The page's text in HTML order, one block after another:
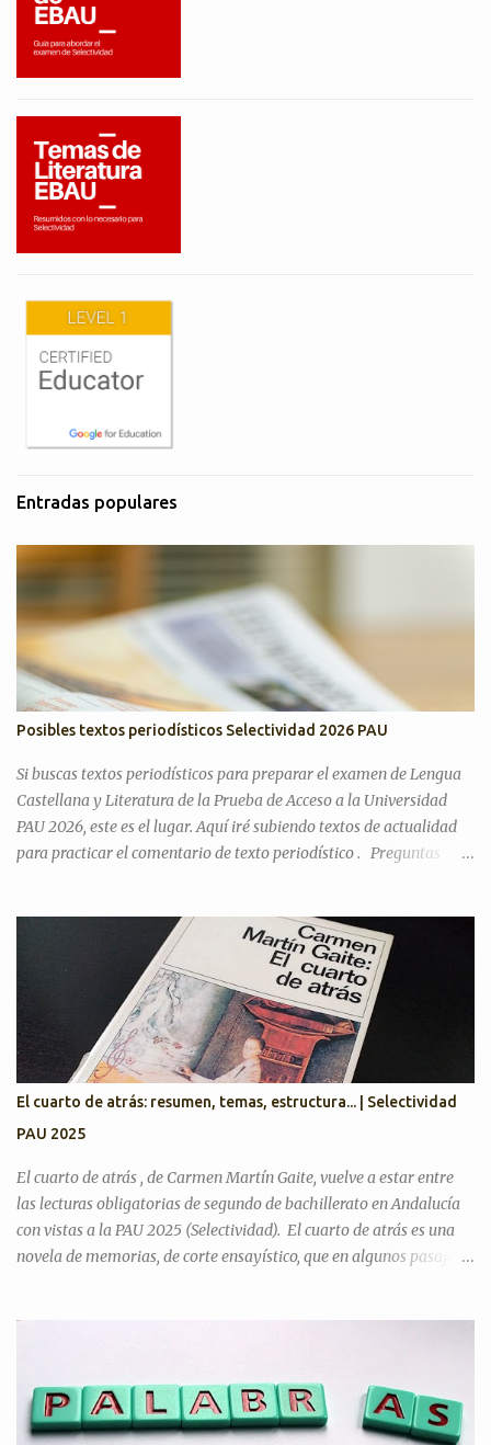
Entradas populares
Posibles textos periodísticos Selectividad 2026 PAU
Si buscas textos periodísticos para preparar el examen de Lengua
Castellana y Literatura de la Prueba de Acceso a la Universidad
PAU 2026, este es el lugar. Aquí iré subiendo textos de actualidad
para practicar el comentario de texto periodístico . Preguntas
el discurso argumentativo (pregunta 3 en PAU Andalucía). PAU
2025. Exámenes titulares, suplentes y reservas ¿Cree que la actual
situación económica y social de España es precaria? ¿Considera
que la literatura cumple alguna función en la actualidad?
¿Considera que la inteligencia artificial podrá sustituir al ser
humano en las creaciones artísticas y en el desarrollo de otras
ciencias? ¿Son todas las opiniones igualmente respetables?
¿Queremos más a nuestra familia o a aquellas personas con las
que tenemos más trato? Artículos para practicar PAU 2026 YO A
TU EDAD José Luis Sastre...
El cuarto de atrás: resumen, temas, estructura... | Selectividad
PAU 2025
El cuarto de atrás , de Carmen Martín Gaite, vuelve a estar entre
las lecturas obligatorias de segundo de bachillerato en Andalucía
con vistas a la PAU 2025 (Selectividad). El cuarto de atrás es una
novela de memorias, de corte ensayístico, que en algunos pasajes
quizá era justo incluir entre las lecturas un libro escrito por una
mujer, ya que los otros tres son de escritores. ¿En qué tema de
Literatura se encuadra? La fecha de publicación es 1978, por lo